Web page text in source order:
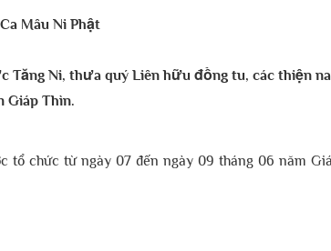
Mâu Ni Phật
Tăng Ni, thưa quý Liên hữu đồng tu, các thiện
Giáp Thìn.
tổ chức từ ngày 07 đến ngày 09 tháng 06 năm